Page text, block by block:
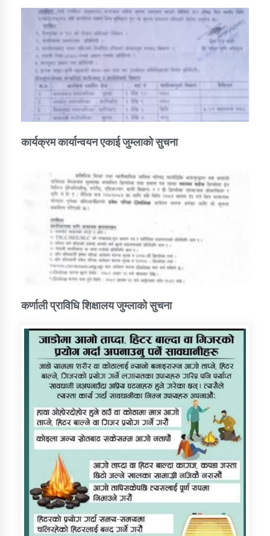
कार्यक्रम कार्यान्वयन एकाई जुम्लाको सुचना
कर्णाली प्राविधि शिक्षालय जुम्लाको सुचना